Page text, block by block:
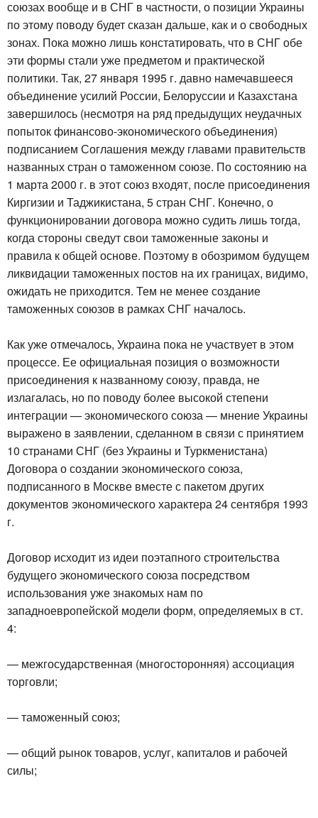
союзах вообще и в СНГ в частности, о позиции Украины
по этому поводу будет сказан дальше, как и о свободных
зонах. Пока можно лишь констатировать, что в СНГ обе
эти формы стали уже предметом и практической
политики. Так, 27 января 1995 г. давно намечавшееся
объединение усилий России, Белоруссии и Казахстана
завершилось (несмотря на ряд предыдущих неудачных
попыток финансово-экономического объединения)
подписанием Соглашения между главами правительств
названных стран о таможенном союзе. По состоянию на
1 марта 2000 г. в этот союз входят, после присоединения
Киргизии и Таджикистана, 5 стран СНГ. Конечно, о
функционировании договора можно судить лишь тогда,
когда стороны сведут свои таможенные законы и
правила к общей основе. Поэтому в обозримом будущем
ликвидации таможенных постов на их границах, видимо,
ожидать не приходится. Тем не менее создание
таможенных союзов в рамках СНГ началось.
Как уже отмечалось, Украина пока не участвует в этом
процессе. Ее официальная позиция о возможности
присоединения к названному союзу, правда, не
излагалась, но по поводу более высокой степени
интеграции — экономического союза — мнение Украины
выражено в заявлении, сделанном в связи с принятием
10 странами СНГ (без Украины и Туркменистана)
Договора о создании экономического союза,
подписанного в Москве вместе с пакетом других
документов экономического характера 24 сентября 1993
г.
Договор исходит из идеи поэтапного строительства
будущего экономического союза посредством
использования уже знакомых нам по
западноевропейской модели форм, определяемых в ст.
4:
— межгосударственная (многосторонняя) ассоциация
торговли;
— таможенный союз;
— общий рынок товаров, услуг, капиталов и рабочей
силы;